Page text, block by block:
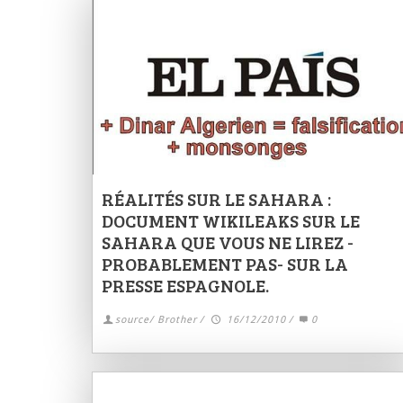
RÉALITÉS SUR LE SAHARA :
DOCUMENT WIKILEAKS SUR LE
SAHARA QUE VOUS NE LIREZ -
PROBABLEMENT PAS- SUR LA
PRESSE ESPAGNOLE.
source/ Brother / 16/12/2010 / 0